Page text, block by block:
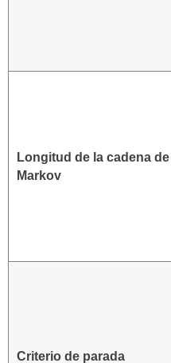
Longitud de la cadena de
Markov
Criterio de parada